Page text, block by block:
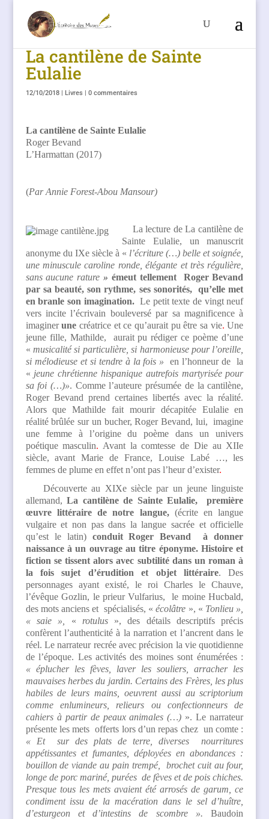
La cantilène de Sainte
Eulalie
12/10/2018| Livres | 0 commentaires
La cantilène de Sainte Eulalie
Roger Bevand
L’Harmattan (2017)
(Par Annie Forest-Abou Mansour)
La lecture de La cantilène de
Sainte Eulalie, un manuscrit
anonyme du IXe siècle à « l’écriture (…) belle et soignée,
une minuscule caroline ronde, élégante et très régulière,
sans aucune rature» émeut tellement Roger Bevand
par sa beauté, son rythme, ses sonorités, qu’elle met
en branle son imagination.Le petit texte de vingt neuf
vers incite l’écrivain bouleversé par sa magnificence à
imaginerune créatrice et ce qu’aurait pu être sa vie. Une
jeune fille, Mathilde, aurait pu rédiger ce poème d’une
« musicalité si particulière, si harmonieuse pour l’oreille,
si mélodieuse et si tendre à la fois »
en l’honneur de la
« jeune chrétienne hispanique autrefois martyrisée pour
sa foi (…)». Comme l’auteure présumée de la cantilène,
Roger Bevand prend certaines libertés avec la réalité.
Alors que Mathilde fait mourir décapitée Eulalie en
réalité brûlée sur un bucher, Roger Bevand, lui, imagine
une femme à l’origine du poème dans un univers
poétique masculin. Avant la comtesse de Die au XIIe
siècle, avant Marie de France, Louise Labé …, les
femmes de plume en effet n’ont pas l’heur d’exister.
Découverte au XIXe siècle par un jeune linguiste
allemand, La cantilène de Sainte Eulalie,
première
œuvre littéraire de notre langue, (écrite en langue
vulgaire et non pas dans la langue sacrée et officielle
qu’est le latin) conduit Roger Bevand à donner
naissance à un ouvrage au titre éponyme. Histoire et
fiction se tissent alors avec subtilité dans un roman à
la fois sujet d’érudition et objet littéraire. Des
personnages ayant existé, le roi Charles le Chauve,
l’évêque Gozlin, le prieur Vulfarius, le moine Hucbald,
des mots anciens et spécialisés, «écolâtre », « Tonlieu »,
« saie »,
« rotulus», des détails descriptifs précis
confèrent l’authenticité à la narration et l’ancrent dans le
réel. Le narrateur recrée avec précision la vie quotidienne
de l’époque. Les activités des moines sont énumérées :
« éplucher les fèves, laver les souliers, arracher les
mauvaises herbes du jardin. Certains des Frères, les plus
habiles de leurs mains, oeuvrent aussi au scriptorium
comme enlumineurs, relieurs ou confectionneurs de
cahiers à partir de peaux animales (…) ». Le narrateur
présente les mets offerts lors d’un repas chez un comte :
« Et sur des plats de terre, diverses nourritures
appétissantes et fumantes, déployées en abondances :
bouillon de viande au pain trempé, brochet cuit au four,
longe de porc mariné, purées de fèves et de pois chiches.
Presque tous les mets avaient été arrosés de garum, ce
condiment issu de la macération dans le sel d’huître,
d’esturgeon et d’intestins de scombre ». Baudoin